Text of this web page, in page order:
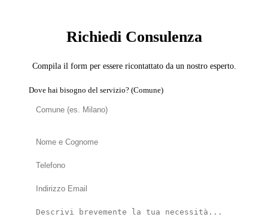
Richiedi Consulenza
Compila il form per essere ricontattato da un nostro esperto.
Dove hai bisogno del servizio? (Comune)